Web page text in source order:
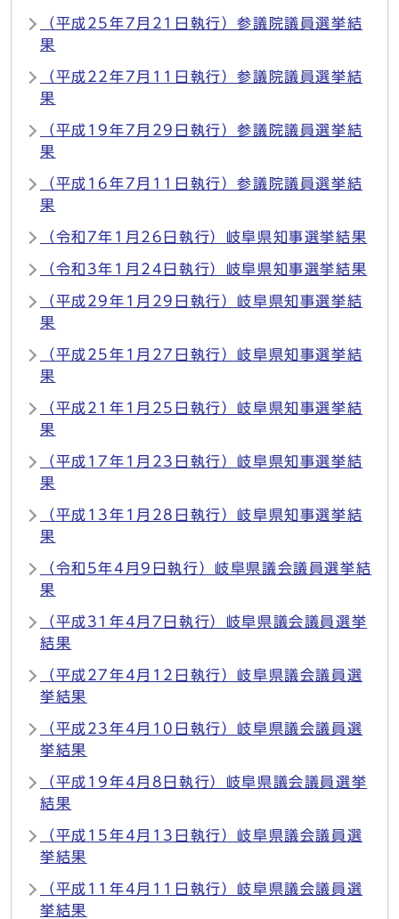
（平成25年7月21日執行）参議院議員選挙結
果
（平成22年7月11日執行）参議院議員選挙結
果
（平成19年7月29日執行）参議院議員選挙結
果
（平成16年7月11日執行）参議院議員選挙結
果
（令和7年1月26日執行）岐阜県知事選挙結果
（令和3年1月24日執行）岐阜県知事選挙結果
（平成29年1月29日執行）岐阜県知事選挙結
果
（平成25年1月27日執行）岐阜県知事選挙結
果
（平成21年1月25日執行）岐阜県知事選挙結
果
（平成17年1月23日執行）岐阜県知事選挙結
果
（平成13年1月28日執行）岐阜県知事選挙結
果
（令和5年4月9日執行）岐阜県議会議員選挙結
果
（平成31年4月7日執行）岐阜県議会議員選挙
結果
（平成27年4月12日執行）岐阜県議会議員選
挙結果
（平成23年4月10日執行）岐阜県議会議員選
挙結果
（平成19年4月8日執行）岐阜県議会議員選挙
結果
（平成15年4月13日執行）岐阜県議会議員選
挙結果
（平成11年4月11日執行）岐阜県議会議員選
挙結果